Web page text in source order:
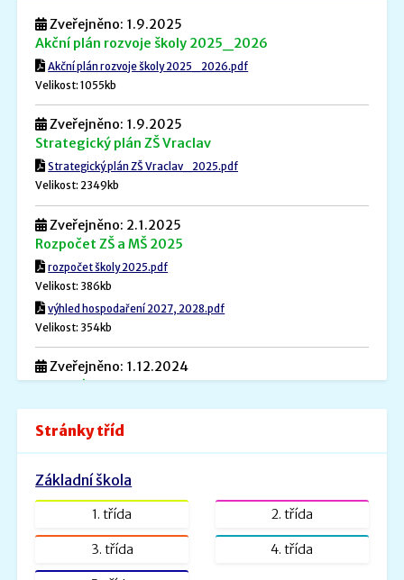
Zveřejněno: 1.9.2025
Akční plán rozvoje školy 2025_2026
Akční plán rozvoje školy 2025_2026.pdf
Velikost: 1055kb
Zveřejněno: 1.9.2025
Strategický plán ZŠ Vraclav
Strategický plán ZŠ Vraclav_2025.pdf
Velikost: 2349kb
Zveřejněno: 2.1.2025
Rozpočet ZŠ a MŠ 2025
rozpočet školy 2025.pdf
Velikost: 386kb
výhled hospodaření 2027, 2028.pdf
Velikost: 354kb
Zveřejněno: 1.12.2024
Povinné informace
Povinné informace.pdf
Velikost: 240kb
ŠVP PV _ MŠ Rybička
ŠVP PV Rybička_web.doc.pdf
Zveřejněno: 31.1.2022
Stránky tříd
Základní škola
1. třída 2. třída
3. třída 4. třída